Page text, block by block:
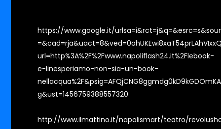
https://www.google.it/
url=http%3A%2F%2Fwww.napoliflash24.it%2Flebook-
e-linesperiamo-non-sia-un-book-
g&ust=1456759388557320
http://www.ilmattino.it/napolismart/teatro/